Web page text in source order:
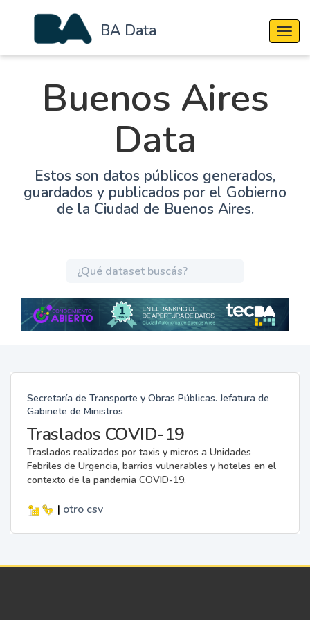
BA Data
Buenos Aires
Data
Estos son datos públicos generados,
guardados y publicados por el Gobierno
de la Ciudad de Buenos Aires.
Secretaría de Transporte y Obras Públicas. Jefatura de
Gabinete de Ministros
Traslados COVID-19
Traslados realizados por taxis y micros a Unidades
Febriles de Urgencia, barrios vulnerables y hoteles en el
contexto de la pandemia COVID-19.
| otro csv